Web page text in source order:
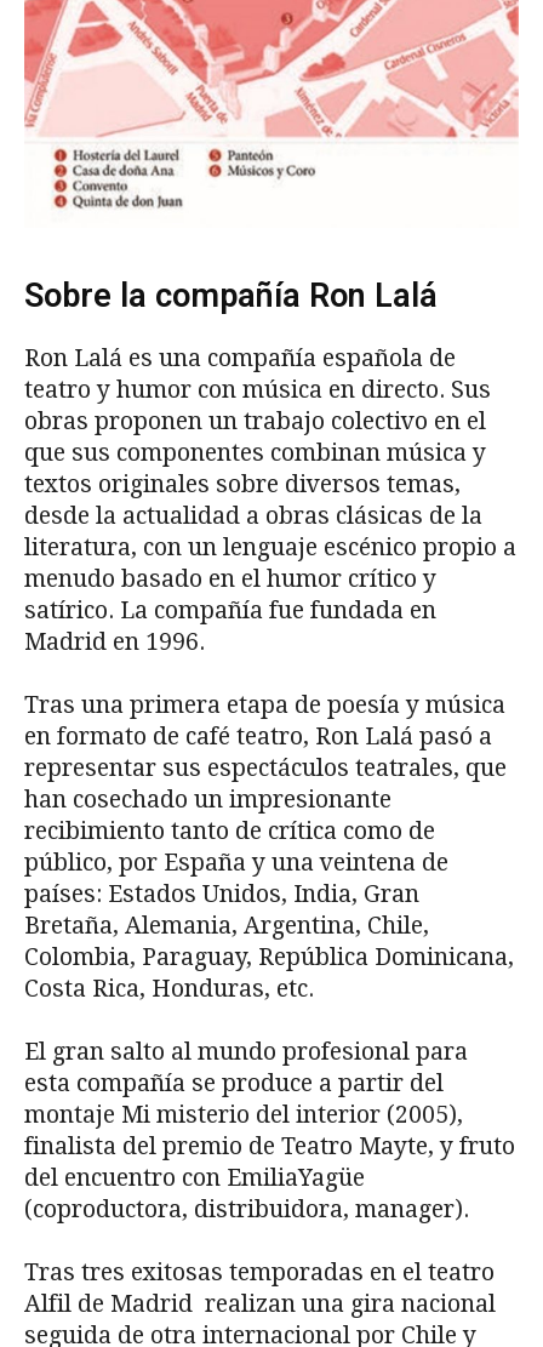
Sobre la compañía Ron Lalá
Ron Lalá es una compañía española de
teatro y humor con música en directo. Sus
obras proponen un trabajo colectivo en el
que sus componentes combinan música y
textos originales sobre diversos temas,
desde la actualidad a obras clásicas de la
literatura, con un lenguaje escénico propio a
menudo basado en el humor crítico y
satírico. La compañía fue fundada en
Madrid en 1996.
Tras una primera etapa de poesía y música
en formato de café teatro, Ron Lalá pasó a
representar sus espectáculos teatrales, que
han cosechado un impresionante
recibimiento tanto de crítica como de
público, por España y una veintena de
países: Estados Unidos, India, Gran
Bretaña, Alemania, Argentina, Chile,
Colombia, Paraguay, República Dominicana,
Costa Rica, Honduras, etc.
El gran salto al mundo profesional para
esta compañía se produce a partir del
montaje Mi misterio del interior (2005),
finalista del premio de Teatro Mayte, y fruto
del encuentro con EmiliaYagüe
(coproductora, distribuidora, manager).
Tras tres exitosas temporadas en el teatro
Alfil de Madrid realizan una gira nacional
seguida de otra internacional por Chile y